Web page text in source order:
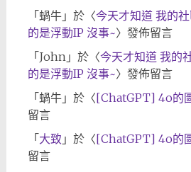
「 蝸牛」於〈今天才知道 我的
的是浮動IP 沒事~〉發佈留言
「 John」於〈今天才知道 我的
的是浮動IP 沒事~〉發佈留言
「 蝸牛」於〈[ChatGPT] 4o的
留言
「 大致 」於〈[ChatGPT] 4o的
留言